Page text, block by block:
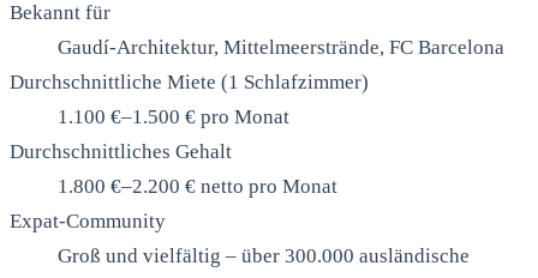
Bekannt für
Gaudí-Architektur, Mittelmeerstrände, FC Barcelona
Durchschnittliche Miete (1 Schlafzimmer)
1.100 €–1.500 € pro Monat
Durchschnittliches Gehalt
1.800 €–2.200 € netto pro Monat
Expat-Community
Groß und vielfältig – über 300.000 ausländische